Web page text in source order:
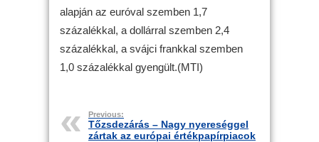
alapján az euróval szemben 1,7
százalékkal, a dollárral szemben 2,4
százalékkal, a svájci frankkal szemben
1,0 százalékkal gyengült.(MTI)
Previous:
Tőzsdezárás – Nagy nyereséggel
zártak az európai értékpapírpiacok